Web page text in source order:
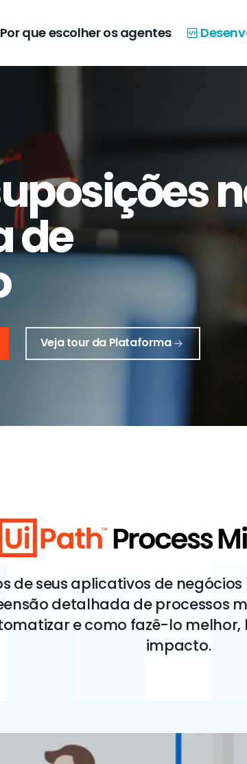
Por que escolher os agentes
de
Veja tour da Plataforma
de seus aplicativos de
detalhada de processos
e como fazê-lo
impacto.